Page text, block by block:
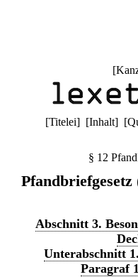
[
[Titelei] [Inhalt] [
§ 12
Abschnitt 3.
Unterabschnitt
Paragraf